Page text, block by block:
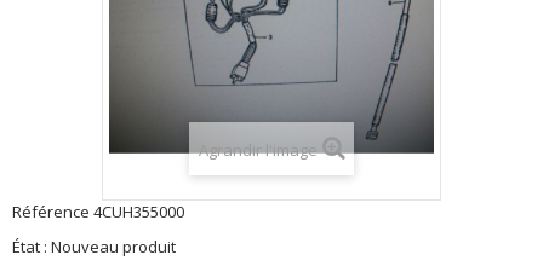
Agrandir l'image
Référence 4CUH355000
État : Nouveau produit